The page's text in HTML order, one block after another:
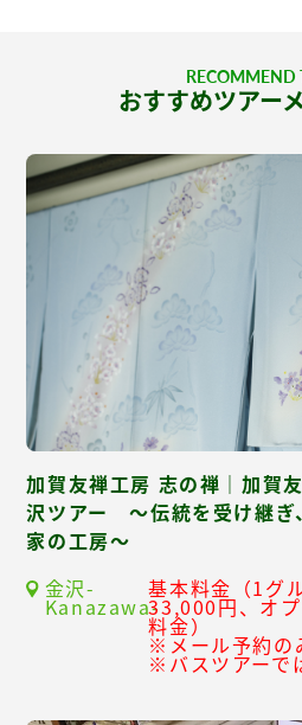
RECOMMEND
おすすめツアー
加賀友禅工房 志の禅｜加賀
沢ツアー ～伝統を受け継ぎ
家の工房～
金沢-
Kanazawa-
基本料金（1グ
33,000円、オ
料金）
※メール予約の
※バスツアーで